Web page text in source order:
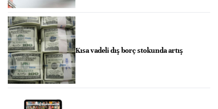
Kısa vadeli dış borç stokunda artış